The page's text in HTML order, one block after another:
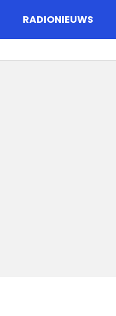
RADIONIEUWS